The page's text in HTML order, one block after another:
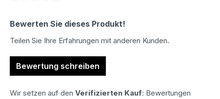
Bewerten Sie dieses Produkt!
Teilen Sie Ihre Erfahrungen mit anderen Kunden.
Bewertung schreiben
Wir setzen auf den Verifizierten Kauf: Bewertungen